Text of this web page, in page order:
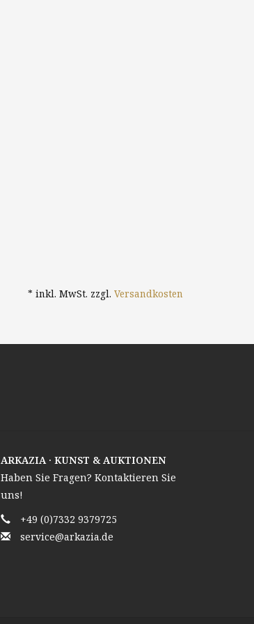
* inkl. MwSt. zzgl. Versandkosten
ARKAZIA · KUNST & AUKTIONEN
Haben Sie Fragen? Kontaktieren Sie
uns!
+49 (0)7332 9379725
service@arkazia.de